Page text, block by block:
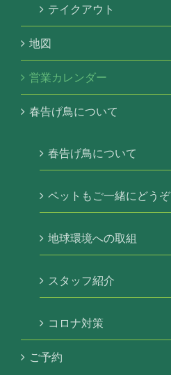
テイクアウト
地図
営業カレンダー
春告げ鳥について
春告げ鳥について
ペットもご一緒にどうぞ
地球環境への取組
スタッフ紹介
コロナ対策
ご予約